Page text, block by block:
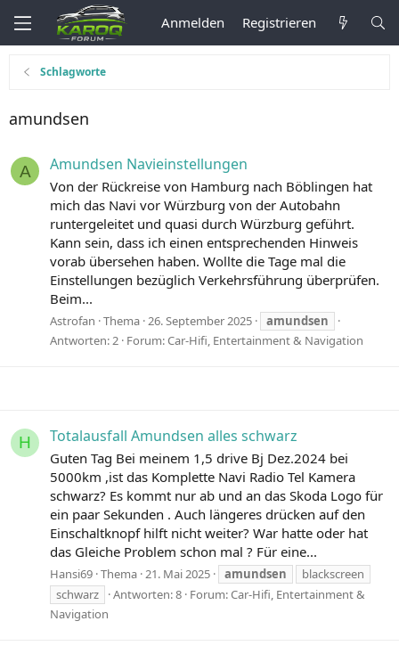
Anmelden Registrieren
Schlagworte
amundsen
A Amundsen Navieinstellungen
Von der Rückreise von Hamburg nach Böblingen hat
mich das Navi vor Würzburg von der Autobahn
runtergeleitet und quasi durch Würzburg geführt.
Kann sein, dass ich einen entsprechenden Hinweis
vorab übersehen haben. Wollte die Tage mal die
Einstellungen bezüglich Verkehrsführung überprüfen.
Beim...
Astrofan Thema 26. September 2025
amundsen
Antworten: 2 Forum:Car-Hifi, Entertainment & Navigation
H Totalausfall Amundsen alles schwarz
Guten Tag Bei meinem 1,5 drive Bj Dez.2024 bei
5000km ,ist das Komplette Navi Radio Tel Kamera
schwarz? Es kommt nur ab und an das Skoda Logo für
ein paar Sekunden . Auch längeres drücken auf den
Einschaltknopf hilft nicht weiter? War hatte oder hat
das Gleiche Problem schon mal ? Für eine...
Hansi69 Thema 21. Mai 2025 amundsen
blackscreen
schwarz
Antworten: 8 Forum:Car-Hifi, Entertainment &
Navigation